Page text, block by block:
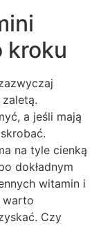
kroku
a jeśli mają
na tyle cienką
dokładnym
witamin i
warto
Czy